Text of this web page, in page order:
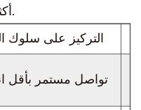
أكثر وضوحًا.
التركيز على سلوك
تواصل مستمر بأقل